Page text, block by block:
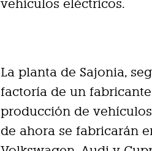
vehículos eléctricos.
La planta de Sajonia,
factoría de un
producción de
de ahora se fabricarán